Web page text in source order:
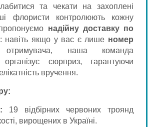
та чекати на захоплені
флористи контролюють кожну
надійну доставку по
: навіть якщо у вас є лише номер
наша команда
організує сюрприз, гарантуючи
вручення.
19 відбірних червоних троянд
вирощених в Україні.